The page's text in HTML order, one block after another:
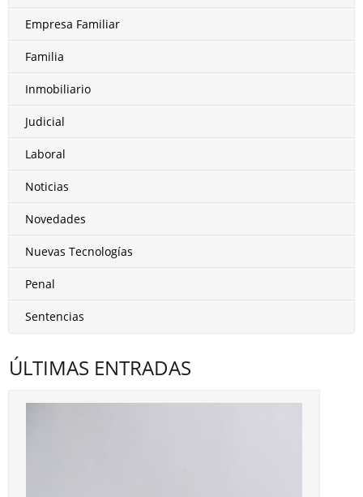
Empresa Familiar
Familia
Inmobiliario
Judicial
Laboral
Noticias
Novedades
Nuevas Tecnologías
Penal
Sentencias
ÚLTIMAS ENTRADAS